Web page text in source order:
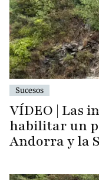
Sucesos
VÍDEO | Las
habilitar un
Andorra y la